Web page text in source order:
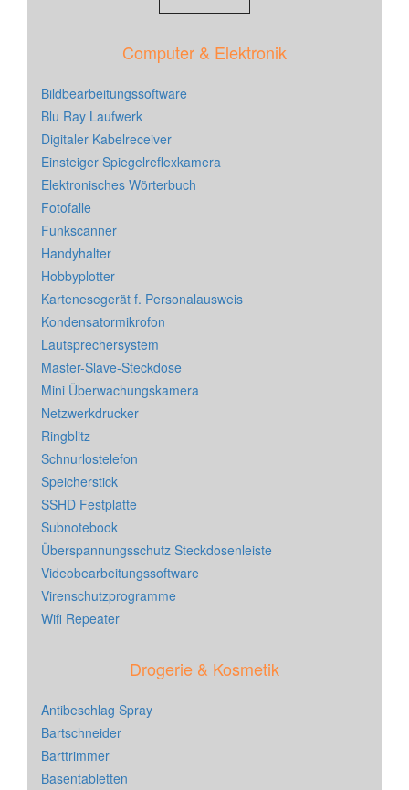
Computer & Elektronik
Bildbearbeitungssoftware
Blu Ray Laufwerk
Digitaler Kabelreceiver
Einsteiger Spiegelreflexkamera
Elektronisches Wörterbuch
Fotofalle
Funkscanner
Handyhalter
Hobbyplotter
Kartenesegerät f. Personalausweis
Kondensatormikrofon
Lautsprechersystem
Master-Slave-Steckdose
Mini Überwachungskamera
Netzwerkdrucker
Ringblitz
Schnurlostelefon
Speicherstick
SSHD Festplatte
Subnotebook
Überspannungsschutz Steckdosenleiste
Videobearbeitungssoftware
Virenschutzprogramme
Wifi Repeater
Drogerie & Kosmetik
Antibeschlag Spray
Bartschneider
Barttrimmer
Basentabletten